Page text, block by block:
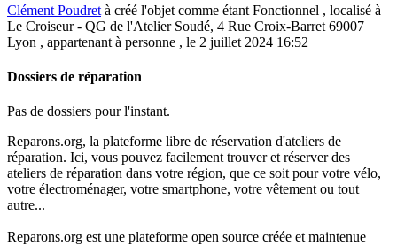
Clément Poudret à créé l'objet comme étant Fonctionnel , localisé à
Le Croiseur - QG de l'Atelier Soudé, 4 Rue Croix-Barret 69007
Lyon , appartenant à personne , le 2 juillet 2024 16:52
Dossiers de réparation
Pas de dossiers pour l'instant.
Reparons.org, la plateforme libre de réservation d'ateliers de
réparation. Ici, vous pouvez facilement trouver et réserver des
ateliers de réparation dans votre région, que ce soit pour votre vélo,
votre électroménager, votre smartphone, votre vêtement ou tout
autre...
Reparons.org est une plateforme open source créée et maintenue